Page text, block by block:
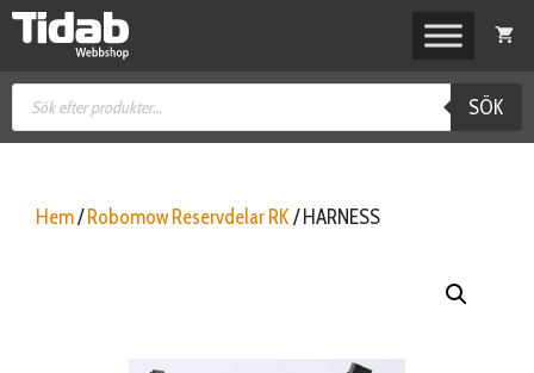
Hoppa
Produktsökning
SÖK
Hem/ Robomow Reservdelar RK / HARNESS